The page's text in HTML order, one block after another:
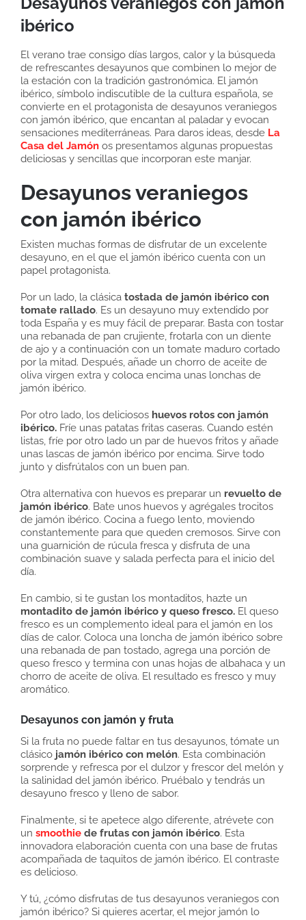
ibérico
El verano trae consigo días largos, calor y la búsqueda
de refrescantes desayunos que combinen lo mejor de
la estación con la tradición gastronómica. El jamón
ibérico, símbolo indiscutible de la cultura española, se
convierte en el protagonista de desayunos veraniegos
con jamón ibérico, que encantan al paladar y evocan
sensaciones mediterráneas. Para daros ideas, desde La
Casa del Jamón os presentamos algunas propuestas
deliciosas y sencillas que incorporan este manjar.
Desayunos veraniegos
con jamón ibérico
Existen muchas formas de disfrutar de un excelente
desayuno, en el que el jamón ibérico cuenta con un
papel protagonista.
Por un lado, la clásica tostada de jamón ibérico con
tomate rallado. Es un desayuno muy extendido por
toda España y es muy fácil de preparar. Basta con tostar
una rebanada de pan crujiente, frotarla con un diente
de ajo y a continuación con un tomate maduro cortado
por la mitad. Después, añade un chorro de aceite de
oliva virgen extra y coloca encima unas lonchas de
jamón ibérico.
Por otro lado, los deliciosos huevos rotos con jamón
ibérico. Fríe unas patatas fritas caseras. Cuando estén
listas, fríe por otro lado un par de huevos fritos y añade
unas lascas de jamón ibérico por encima. Sirve todo
junto y disfrútalos con un buen pan.
Otra alternativa con huevos es preparar un revuelto de
jamón ibérico. Bate unos huevos y agrégales trocitos
de jamón ibérico. Cocina a fuego lento, moviendo
constantemente para que queden cremosos. Sirve con
una guarnición de rúcula fresca y disfruta de una
combinación suave y salada perfecta para el inicio del
día.
En cambio, si te gustan los montaditos, hazte un
montadito de jamón ibérico y queso fresco. El queso
fresco es un complemento ideal para el jamón en los
días de calor. Coloca una loncha de jamón ibérico sobre
una rebanada de pan tostado, agrega una porción de
queso fresco y termina con unas hojas de albahaca y un
chorro de aceite de oliva. El resultado es fresco y muy
aromático.
Desayunos con jamón y fruta
Si la fruta no puede faltar en tus desayunos, tómate un
clásico jamón ibérico con melón. Esta combinación
sorprende y refresca por el dulzor y frescor del melón y
la salinidad del jamón ibérico. Pruébalo y tendrás un
desayuno fresco y lleno de sabor.
Finalmente, si te apetece algo diferente, atrévete con
un smoothie de frutas con jamón ibérico. Esta
innovadora elaboración cuenta con una base de frutas
acompañada de taquitos de jamón ibérico. El contraste
es delicioso.
Y tú, ¿cómo disfrutas de tus desayunos veraniegos con
jamón ibérico? Si quieres acertar, el mejor jamón lo